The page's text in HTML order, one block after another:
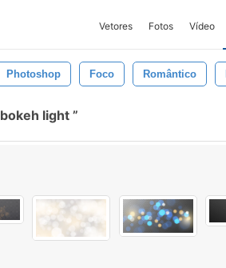
Vetores Fotos Vídeo
Photoshop Foco Romântico
bokeh light